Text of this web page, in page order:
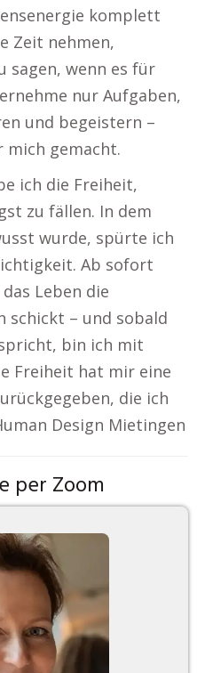
komplett
Zeit nehmen,
sagen, wenn es für
nur Aufgaben,
und begeistern –
mich gemacht.
ich die Freiheit,
zu fällen. In dem
wurde, spürte ich
Ab sofort
Leben die
schickt – und sobald
bin ich mit
Freiheit hat mir eine
die ich
Design Mietingen
per Zoom